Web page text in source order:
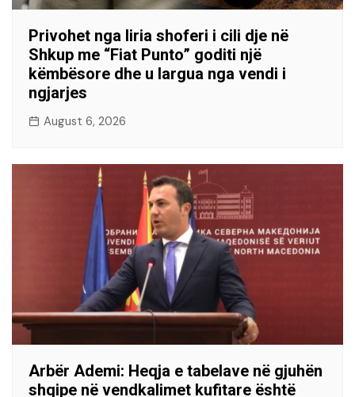
Privohet nga liria shoferi i cili dje në
Shkup me “Fiat Punto” goditi një
këmbësore dhe u largua nga vendi i
ngjarjes
August 6, 2026
Arbër Ademi: Heqja e tabelave në gjuhën
shqipe në vendkalimet kufitare është